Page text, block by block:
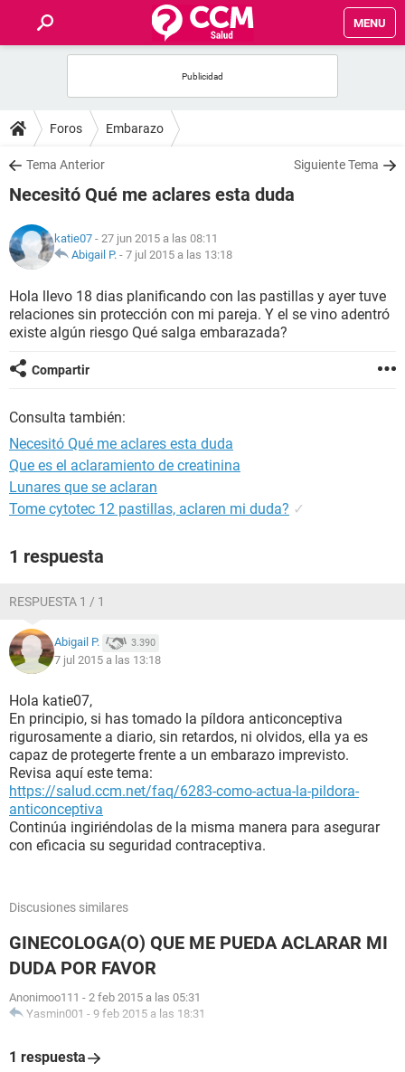
MENU
FOROS
SALUD
NUTRICIÓN
BIENESTAR
Foros Embarazo
Tema Anterior Siguiente Tema
Necesitó Qué me aclares esta duda
katie07 - 27 jun 2015 a las 08:11
Abigail P. - 7 jul 2015 a las 13:18
Hola llevo 18 dias planificando con las pastillas y ayer tuve
relaciones sin protección con mi pareja. Y el se vino adentró
existe algún riesgo Qué salga embarazada?
Compartir
Consulta también:
Necesitó Qué me aclares esta duda
Que es el aclaramiento de creatinina
Lunares que se aclaran
Tome cytotec 12 pastillas, aclaren mi duda? ✓
1 respuesta
RESPUESTA 1 / 1
Abigail P. 3.390
7 jul 2015 a las 13:18
Hola katie07,
En principio, si has tomado la píldora anticonceptiva
rigurosamente a diario, sin retardos, ni olvidos, ella ya es
capaz de protegerte frente a un embarazo imprevisto.
Revisa aquí este tema:
https://salud.ccm.net/faq/6283-como-actua-la-pildora-
anticonceptiva
Continúa ingiriéndolas de la misma manera para asegurar
con eficacia su seguridad contraceptiva.
Discusiones similares
GINECOLOGA(O) QUE ME PUEDA ACLARAR MI
DUDA POR FAVOR
Anonimoo111 - 2 feb 2015 a las 05:31
Yasmin001 - 9 feb 2015 a las 18:31
1 respuesta